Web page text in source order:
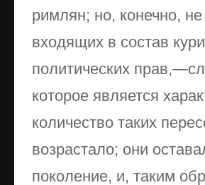
римлян; но, конечно,
входящих в состав
политических
которое является
количество таких
возрастало; они
поколение, и, таким